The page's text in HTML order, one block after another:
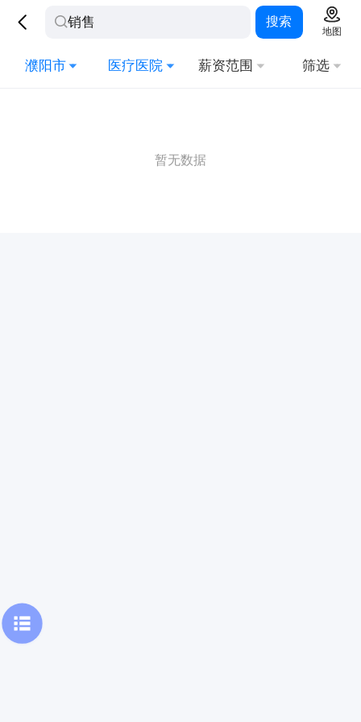
搜索
地图
濮阳市 医疗医院 薪资范围 筛选
暂无数据